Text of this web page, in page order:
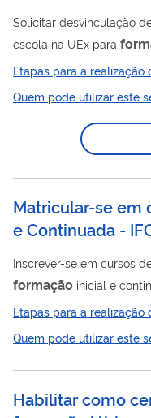
Solicitar desvinculação
escola na UEx para
participação no PDDE
Etapas para a realização
Quem pode utilizar este
Matricular-se em
e Continuada -
Inscrever-se em cursos
formação inicial e
Edital de
FicEmCasa - EDITAL Nº
(https://ifce.edu.br/
Etapas para a realização
Quem pode utilizar este
Habilitar como